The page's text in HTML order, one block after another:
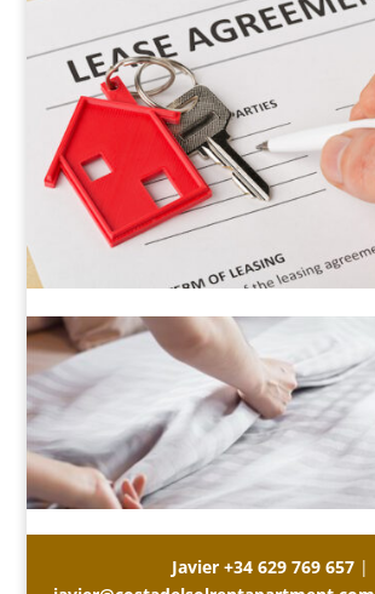
Javier +34 629 769 657 |